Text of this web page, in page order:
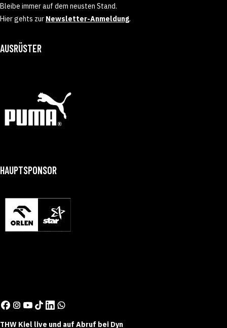
Bleibe immer auf dem neusten Stand.
Hier gehts zur Newsletter-Anmeldung.
AUSRÜSTER
HAUPTSPONSOR
THW Kiel live und auf Abruf bei Dyn